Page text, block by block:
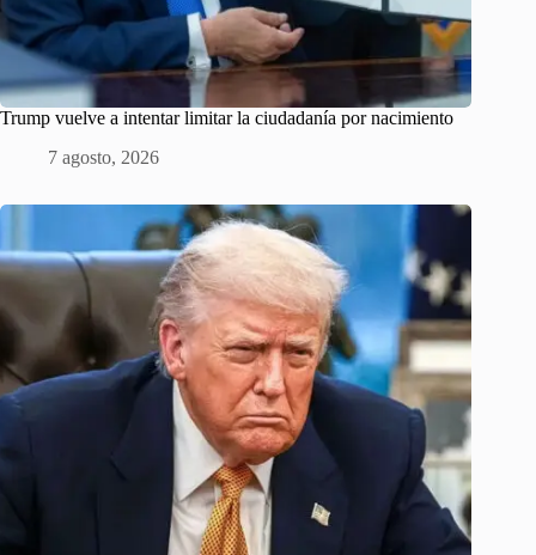
Trump vuelve a intentar limitar la ciudadanía por nacimiento
7 agosto, 2026